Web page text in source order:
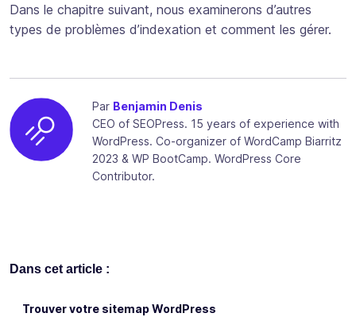
Dans le chapitre suivant, nous examinerons d’autres
types de problèmes d’indexation et comment les gérer.
Par Benjamin Denis
CEO of SEOPress. 15 years of experience with
WordPress. Co-organizer of WordCamp Biarritz
2023 & WP BootCamp. WordPress Core
Contributor.
Dans cet article :
Trouver votre sitemap WordPress